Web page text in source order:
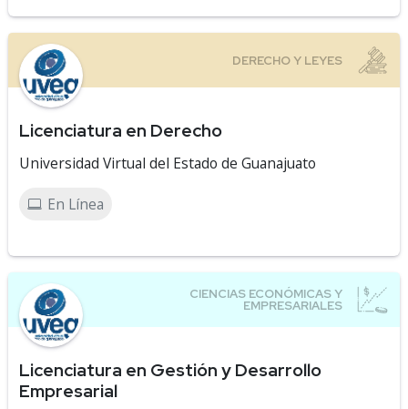
Licenciatura en Derecho
Universidad Virtual del Estado de Guanajuato
En Línea
Licenciatura en Gestión y Desarrollo
Empresarial